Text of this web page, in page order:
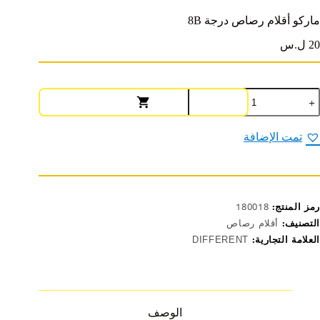
ماركو أقلام رصاص درجة 8B
20 ل.س
كمية
ماركو
أقلام
رصاص
درجة
تمت الإضافة
رمز المنتج: 180018
التصنيف: أقلام رصاص
العلامة التجارية: DIFFERENT
الوصف